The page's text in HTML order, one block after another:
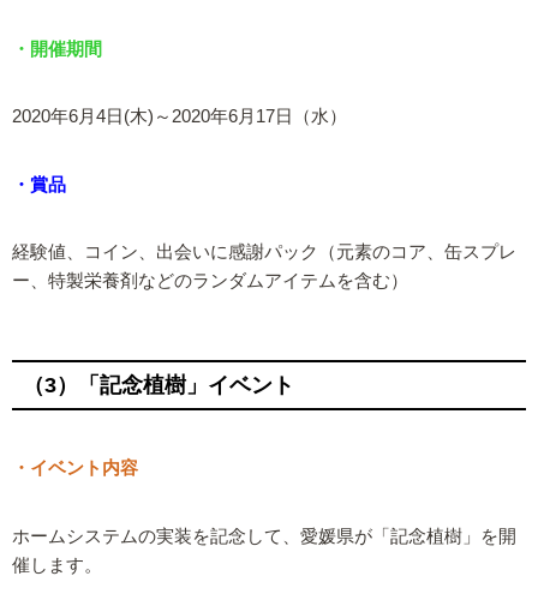
・開催期間
2020年6月4日(木)～2020年6月17日（水）
・賞品
経験値、コイン、出会いに感謝パック（元素のコア、缶スプレ
ー、特製栄養剤などのランダムアイテムを含む）
（3）「記念植樹」イベント
・イベント内容
ホームシステムの実装を記念して、愛媛県が「記念植樹」を開
催します。